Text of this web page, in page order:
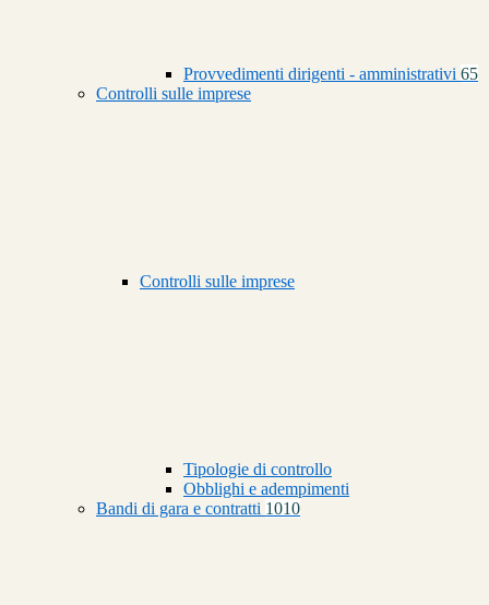
Provvedimenti dirigenti - amministrativi 65
Controlli sulle imprese
Controlli sulle imprese
Tipologie di controllo
Obblighi e adempimenti
Bandi di gara e contratti 1010